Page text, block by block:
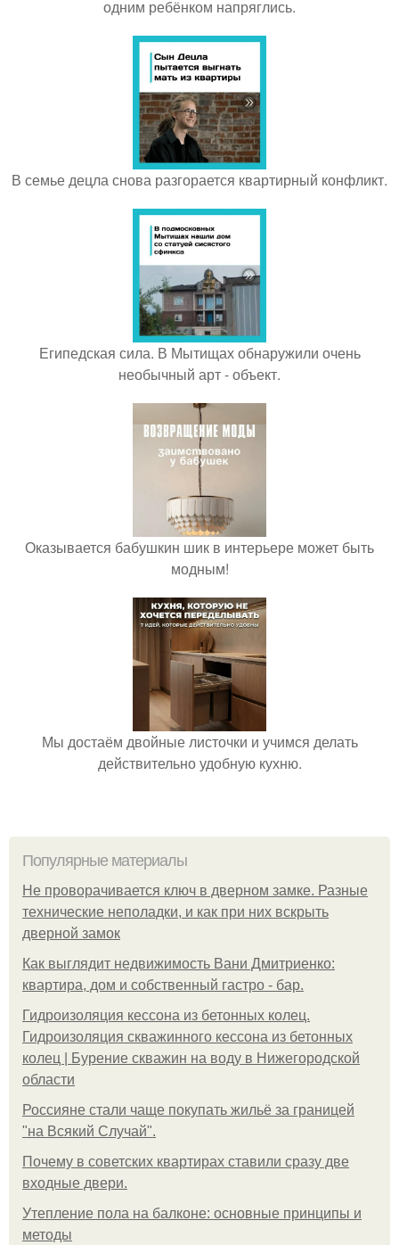
одним ребёнком напряглись.
В семье децла снова разгорается квартирный конфликт.
Египедская сила. В Мытищах обнаружили очень
необычный арт - объект.
Оказывается бабушкин шик в интерьере может быть
модным!
Мы достаём двойные листочки и учимся делать
действительно удобную кухню.
Популярные материалы
Не проворачивается ключ в дверном замке. Разные
технические неполадки, и как при них вскрыть
дверной замок
Как выглядит недвижимость Вани Дмитриенко:
квартира, дом и собственный гастро - бар.
Гидроизоляция кессона из бетонных колец.
Гидроизоляция скважинного кессона из бетонных
колец | Бурение скважин на воду в Нижегородской
области
Россияне стали чаще покупать жильё за границей
"на Всякий Случай".
Почему в советских квартирах ставили сразу две
входные двери.
Утепление пола на балконе: основные принципы и
методы